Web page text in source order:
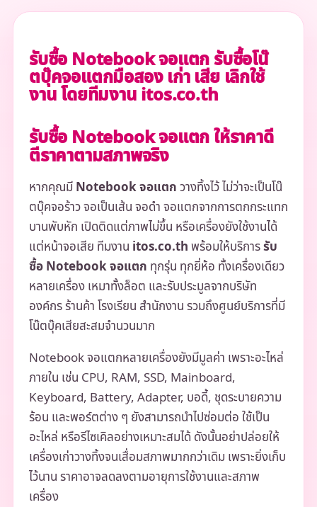
รับซื้อ Notebook จอแตก รับซื้อโน๊
ตบุ๊คจอแตกมือสอง เก่า เสีย เลิกใช้
งาน โดยทีมงาน itos.co.th
รับซื้อ Notebook จอแตก ให้ราคาดี
ตีราคาตามสภาพจริง
หากคุณมีNotebook จอแตกวางทิ้งไว้ ไม่ว่าจะเป็นโน๊
ตบุ๊คจอร้าว จอเป็นเส้น จอดำ จอแตกจากการตกกระแทก
บานพับหัก เปิดติดแต่ภาพไม่ขึ้น หรือเครื่องยังใช้งานได้
แต่หน้าจอเสีย ทีมงาน itos.co.thพร้อมให้บริการรับ
ซื้อ Notebook จอแตก ทุกรุ่น ทุกยี่ห้อ ทั้งเครื่องเดียว
หลายเครื่อง เหมาทั้งล็อต และรับประมูลจากบริษัท
องค์กร ร้านค้า โรงเรียน สำนักงาน รวมถึงศูนย์บริการที่มี
โน๊ตบุ๊คเสียสะสมจำนวนมาก
Notebook จอแตกหลายเครื่องยังมีมูลค่า เพราะอะไหล่
ภายใน เช่น CPU, RAM, SSD, Mainboard,
Keyboard, Battery, Adapter, บอดี้, ชุดระบายความ
ร้อน และพอร์ตต่าง ๆ ยังสามารถนำไปซ่อมต่อ ใช้เป็น
อะไหล่ หรือรีไซเคิลอย่างเหมาะสมได้ ดังนั้นอย่าปล่อยให้
เครื่องเก่าวางทิ้งจนเสื่อมสภาพมากกว่าเดิม เพราะยิ่งเก็บ
ไว้นาน ราคาอาจลดลงตามอายุการใช้งานและสภาพ
เครื่อง